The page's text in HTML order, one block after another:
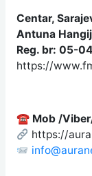
Centar,
Antuna
Reg. br: 05-
https://
☎ Mob /
https://